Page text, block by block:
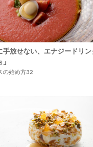
手放せない、エナジードリン
の始め方32